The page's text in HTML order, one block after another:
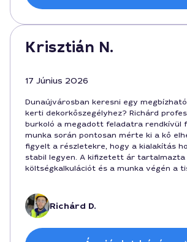
Krisztián N.
17 Június 2026
Dunaújvárosban keresni egy
kerti dekorkőszegélyhez? Richárd
burkoló a megadott feladatra rendkívül
munka során pontosan mérte ki a kő
figyelt a részletekre, hogy a kialakítás
stabil legyen. A kifizetett ár tartalmazta
költségkalkulációt és a munka végén a
Richárd D.